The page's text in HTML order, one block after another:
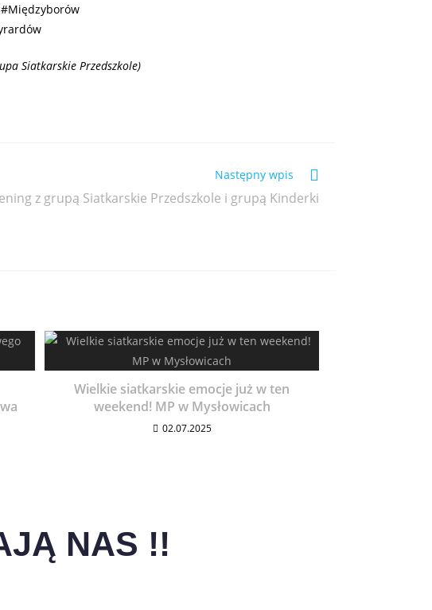
Siatkarskie Przedszkole)
Następny wpis
z grupą Siatkarskie Przedszkole i grupą Kinderki
Wielkie siatkarskie emocje już w ten
weekend! MP w Mysłowicach
02.07.2025
NAS !!